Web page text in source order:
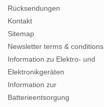
Kontakt
Sitemap
Newsletter terms & conditions
Information zu Elektro- und
Elektronikgeräten
Information zur
Batterieentsorgung
vertrag widerrufen